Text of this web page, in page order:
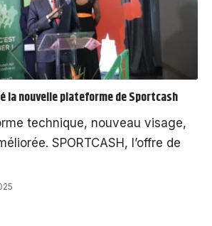
la nouvelle plateforme de Sportcash
technique, nouveau visage,
SPORTCASH, l’offre de